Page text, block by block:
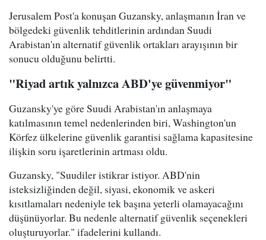
Jerusalem Post'a konuşan Guzansky, anlaşmanın İran ve
bölgedeki güvenlik tehditlerinin ardından Suudi
Arabistan'ın alternatif güvenlik ortakları arayışının bir
sonucu olduğunu belirtti.
"Riyad artık yalnızca ABD'ye güvenmiyor"
Guzansky'ye göre Suudi Arabistan'ın anlaşmaya
katılmasının temel nedenlerinden biri, Washington'un
Körfez ülkelerine güvenlik garantisi sağlama kapasitesine
ilişkin soru işaretlerinin artması oldu.
Guzansky, "Suudiler istikrar istiyor. ABD'nin
isteksizliğinden değil, siyasi, ekonomik ve askeri
kısıtlamaları nedeniyle tek başına yeterli olamayacağını
düşünüyorlar. Bu nedenle alternatif güvenlik seçenekleri
oluşturuyorlar." ifadelerini kullandı.